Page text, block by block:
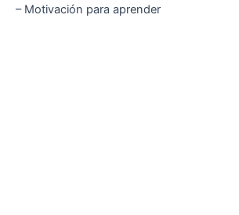
– Motivación para aprender